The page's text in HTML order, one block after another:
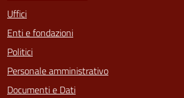
Uffici
Enti e fondazioni
Politici
Personale amministrativo
Documenti e Dati